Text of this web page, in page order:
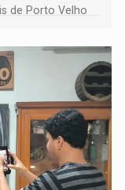
de Porto Velho